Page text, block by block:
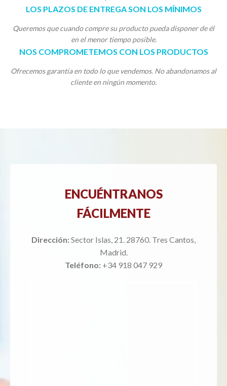
LOS PLAZOS DE ENTREGA SON LOS MÍNIMOS
Queremos que cuando compre su producto pueda disponer de él
en el menor tiempo posible.
NOS COMPROMETEMOS CON LOS PRODUCTOS
Ofrecemos garantía en todo lo que vendemos. No abandonamos al
cliente en ningún momento.
ENCUÉNTRANOS
FÁCILMENTE
Dirección:Sector Islas, 21. 28760. Tres Cantos,
Madrid.
Teléfono: +34 918 047 929